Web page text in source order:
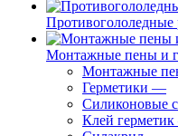
Противогололедные
Монтажные пены и
Монтажные
Герметики —
Силиконовые
Клей герметик